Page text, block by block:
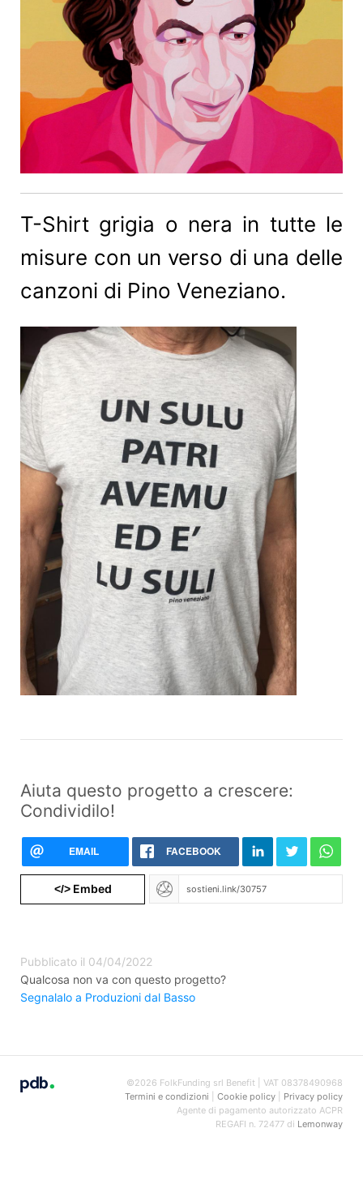
T-Shirt grigia o nera in tutte le
misure con un verso di una delle
canzoni di Pino Veneziano.
Aiuta questo progetto a crescere:
Condividilo!
EMAIL FACEBOOK
</>Embed
Pubblicato il 04/04/2022
Qualcosa non va con questo progetto?
Segnalalo a Produzioni dal Basso
©2026 FolkFunding srl Benefit | VAT 08378490968
Termini e condizioni
Cookie policy| Privacy policy
Agente di pagamento autorizzato ACPR
REGAFI n. 72477 di Lemonway